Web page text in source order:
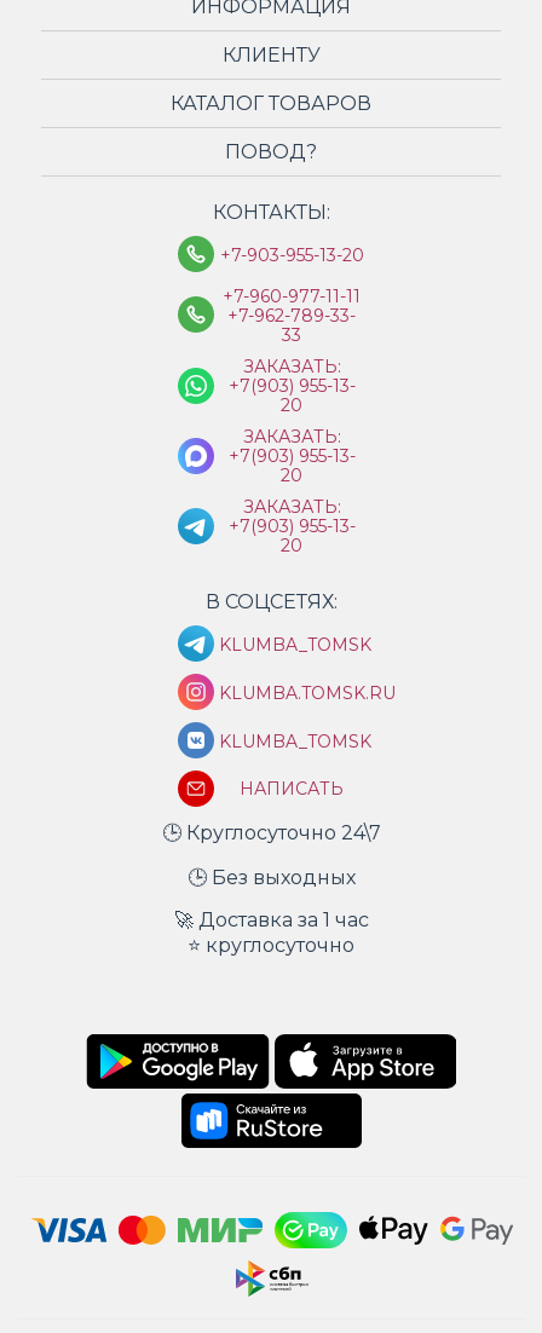
ИНФОРМАЦИЯ
КЛИЕНТУ
КАТАЛОГ ТОВАРОВ
ПОВОД?
КОНТАКТЫ:
+7-903-955-13-20
+7-960-977-11-11
+7-962-789-33-
33
ЗАКАЗАТЬ:
+7(903) 955-13-
20
ЗАКАЗАТЬ:
+7(903) 955-13-
20
ЗАКАЗАТЬ:
+7(903) 955-13-
20
В СОЦСЕТЯХ:
KLUMBA_TOMSK
KLUMBA.TOMSK.RU
KLUMBA_TOMSK
НАПИСАТЬ
🕒 Круглосуточно 24\7
🕒 Без выходных
🚀 Доставка за 1 час
⭐ круглосуточно